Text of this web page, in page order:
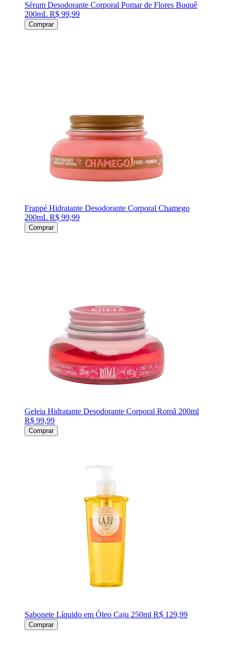
Sérum Desodorante Corporal Pomar de Flores Buquê
200mL R$ 99,99
Comprar
Frappé Hidratante Desodorante Corporal Chamego
200mL R$ 99,99
Comprar
Geleia Hidratante Desodorante Corporal Romã 200ml
R$ 99,99
Comprar
Sabonete Líquido em Óleo Caju 250ml R$ 129,99
Comprar